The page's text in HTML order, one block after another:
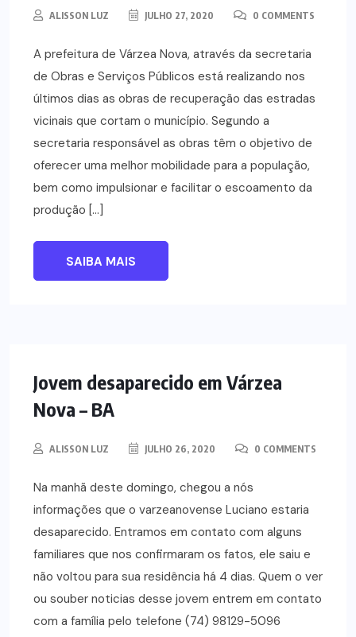
ALISSON LUZ JULHO 27, 2020 0 COMMENTS
A prefeitura de Várzea Nova, através da secretaria
de Obras e Serviços Públicos está realizando nos
últimos dias as obras de recuperação das estradas
vicinais que cortam o município. Segundo a
secretaria responsável as obras têm o objetivo de
oferecer uma melhor mobilidade para a população,
bem como impulsionar e facilitar o escoamento da
produção […]
SAIBA MAIS
Jovem desaparecido em Várzea
Nova – BA
ALISSON LUZ JULHO 26, 2020 0 COMMENTS
Na manhã deste domingo, chegou a nós
informações que o varzeanovense Luciano estaria
desaparecido. Entramos em contato com alguns
familiares que nos confirmaram os fatos, ele saiu e
não voltou para sua residência há 4 dias. Quem o ver
ou souber noticias desse jovem entrem em contato
com a família pelo telefone (74) 98129-5096